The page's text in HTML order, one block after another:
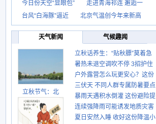
今日份天空“显眼包”
走进青海祁连 邂逅一
台风“白海豚”逼近
北京气温创今年来新高
天气新闻 气候趣闻
立秋节气：北
立秋话养生：“贴秋膘”莫着急
先清暑再防燥
暑热未退空调吹不停 3招护住
肩颈不酸痛
户外露营怎么玩更安心？这份
攻略请收好
三伏天 不同人群专属防暑要点
请收好
暴雨天遇积水倒灌 这份避险提
示请收好
连续强降雨可能诱发地质灾害
这些前兆要知道
夏日安然入睡 收好这份降温小